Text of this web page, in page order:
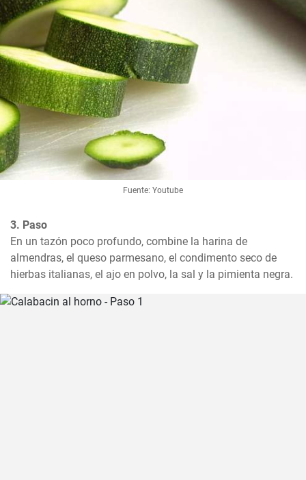
Fuente: Youtube
3. Paso
En un tazón poco profundo, combine la harina de
almendras, el queso parmesano, el condimento seco de
hierbas italianas, el ajo en polvo, la sal y la pimienta negra.